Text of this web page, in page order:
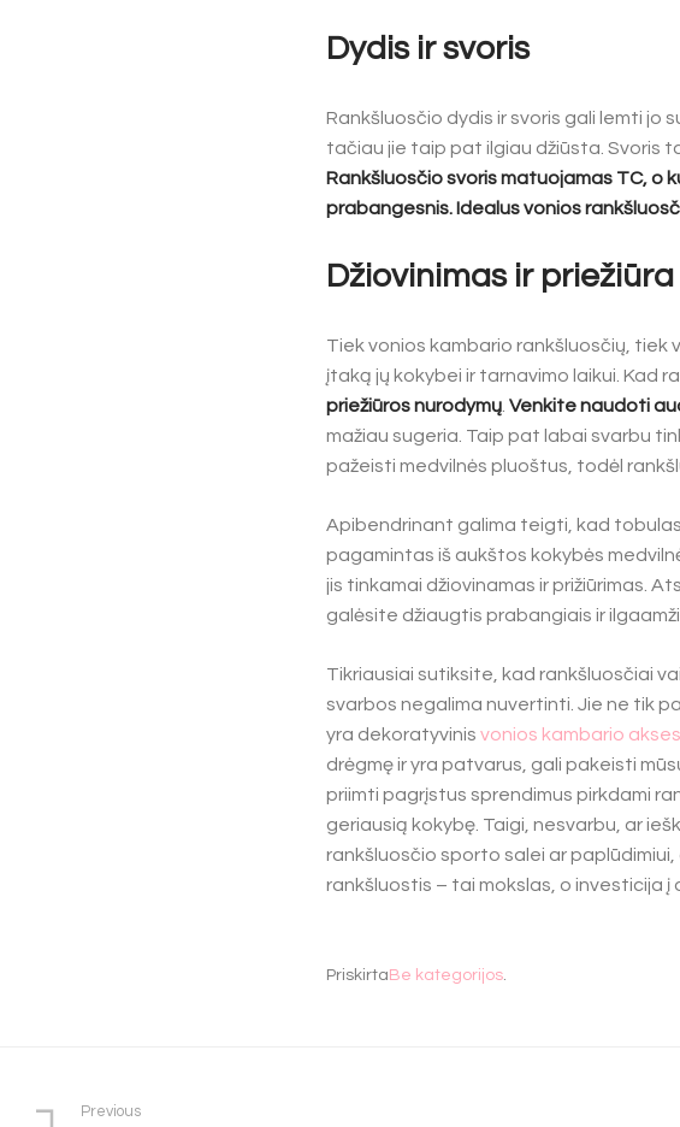
Dydis ir svoris
Rankšluosčio dydis ir svoris gali lemti jo
tačiau jie taip pat ilgiau džiūsta. Svoris
Rankšluosčio svoris matuojamas TC, o
prabangesnis. Idealus vonios
Džiovinimas ir priežiūra
Tiek vonios kambario rankšluosčių, tiek
įtaką jų kokybei ir tarnavimo laikui. Kad
priežiūros nurodymų. Venkite naudoti
mažiau sugeria. Taip pat labai svarbu
pažeisti medvilnės pluoštus, todėl
Apibendrinant galima teigti, kad
pagamintas iš aukštos kokybės
jis tinkamai džiovinamas ir prižiūrimas.
galėsite džiaugtis prabangiais ir
Tikriausiai sutiksite, kad rankšluosčiai
svarbos negalima nuvertinti. Jie ne tik
yra dekoratyvinis vonios kambario
drėgmę ir yra patvarus, gali pakeisti
priimti pagrįstus sprendimus pirkdami
geriausią kokybę. Taigi, nesvarbu, ar
rankšluosčio sporto salei ar
rankšluostis – tai mokslas, o investicija
Priskirta Be kategorijos.
Previous